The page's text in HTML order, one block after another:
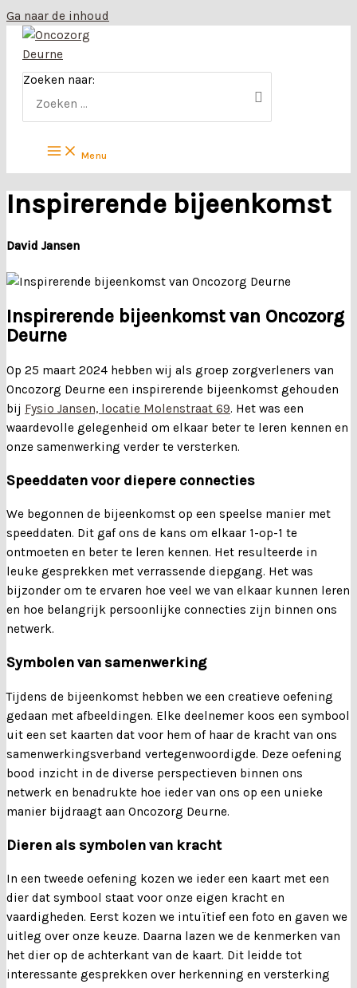
Ga naar de inhoud
Zoeken naar:
Menu
Inspirerende bijeenkomst
David Jansen
Inspirerende bijeenkomst van Oncozorg
Deurne
Op 25 maart 2024 hebben wij als groep zorgverleners van
Oncozorg Deurne een inspirerende bijeenkomst gehouden
bij Fysio Jansen, locatie Molenstraat 69. Het was een
waardevolle gelegenheid om elkaar beter te leren kennen en
onze samenwerking verder te versterken.
Speeddaten voor diepere connecties
We begonnen de bijeenkomst op een speelse manier met
speeddaten. Dit gaf ons de kans om elkaar 1-op-1 te
ontmoeten en beter te leren kennen. Het resulteerde in
leuke gesprekken met verrassende diepgang. Het was
bijzonder om te ervaren hoe veel we van elkaar kunnen leren
en hoe belangrijk persoonlijke connecties zijn binnen ons
netwerk.
Symbolen van samenwerking
Tijdens de bijeenkomst hebben we een creatieve oefening
gedaan met afbeeldingen. Elke deelnemer koos een symbool
uit een set kaarten dat voor hem of haar de kracht van ons
samenwerkingsverband vertegenwoordigde. Deze oefening
bood inzicht in de diverse perspectieven binnen ons
netwerk en benadrukte hoe ieder van ons op een unieke
manier bijdraagt aan Oncozorg Deurne.
Dieren als symbolen van kracht
In een tweede oefening kozen we ieder een kaart met een
dier dat symbool staat voor onze eigen kracht en
vaardigheden. Eerst kozen we intuïtief een foto en gaven we
uitleg over onze keuze. Daarna lazen we de kenmerken van
het dier op de achterkant van de kaart. Dit leidde tot
interessante gesprekken over herkenning en versterking